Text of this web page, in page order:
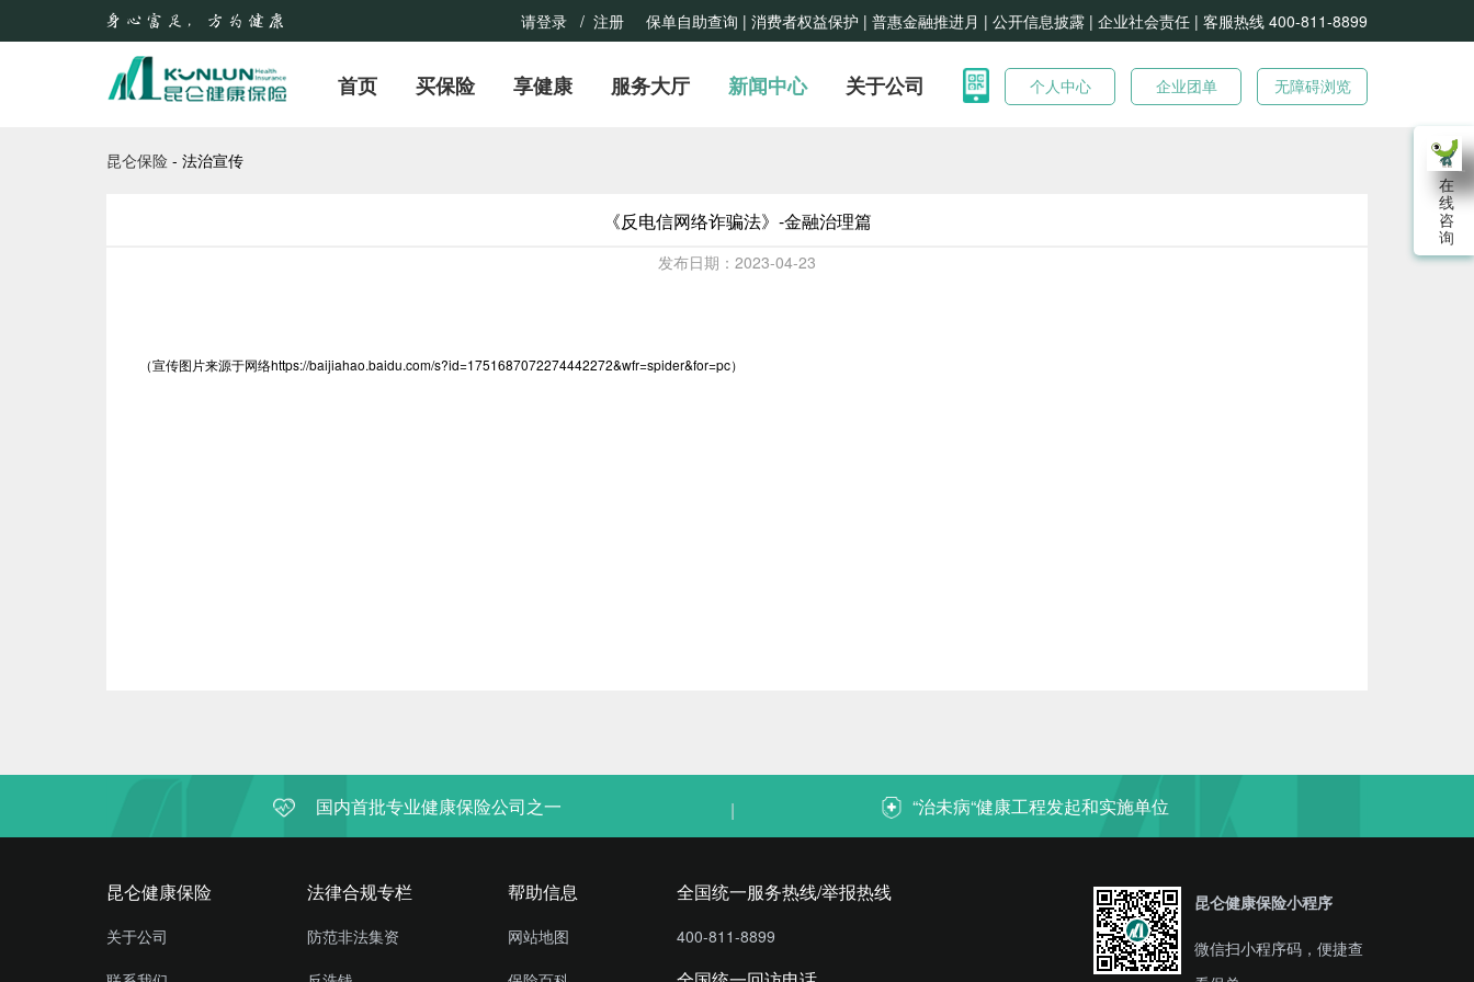
请登录 / 注册 保单自助查询 | 消费者权益保护 | 普惠金融推进月 | 公开信息披露 | 企业社会责任 | 客服热线 400-811-8899
首页 买保险 享健康 服务大厅 新闻中心 关于公司 个人中心 企业团单 无障碍浏览
在
线
咨
询
昆仑保险 - 法治宣传
《反电信网络诈骗法》-金融治理篇
发布日期：2023-04-23
（宣传图片来源于网络https://baijiahao.baidu.com/s?id=1751687072274442272&wfr=spider&for=pc）
国内首批专业健康保险公司之一 | “治未病“健康工程发起和实施单位
昆仑健康保险
关于公司
法律合规专栏
防范非法集资
帮助信息
网站地图
全国统一服务热线/举报热线
400-811-8899
昆仑健康保险小程序
微信扫小程序码，便捷查